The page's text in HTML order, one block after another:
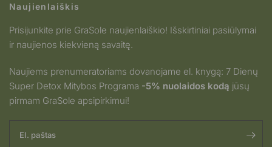
Naujienlaiškis
Prisijunkite prie GraSole naujienlaiškio! Išskirtiniai pasiūlymai
ir naujienos kiekvieną savaitę.
Naujiems prenumeratoriams dovanojame el. knygą: 7 Dienų
Super Detox Mitybos Programa -5% nuolaidos kodą jūsų
pirmam GraSole apsipirkimui!
El. paštas